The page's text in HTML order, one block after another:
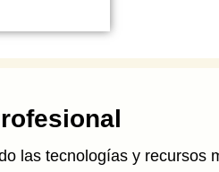
las tecnologías y recursos